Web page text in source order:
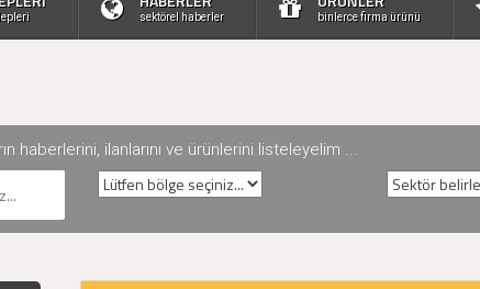
sektörel haberler binlerce firma ürünü
haberlerini, ilanlarını ve ürünlerini listeleyelim ...